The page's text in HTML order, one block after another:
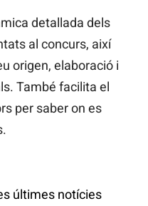
detallada dels
al concurs, així
origen, elaboració i
També facilita el
per saber on es
últimes notícies